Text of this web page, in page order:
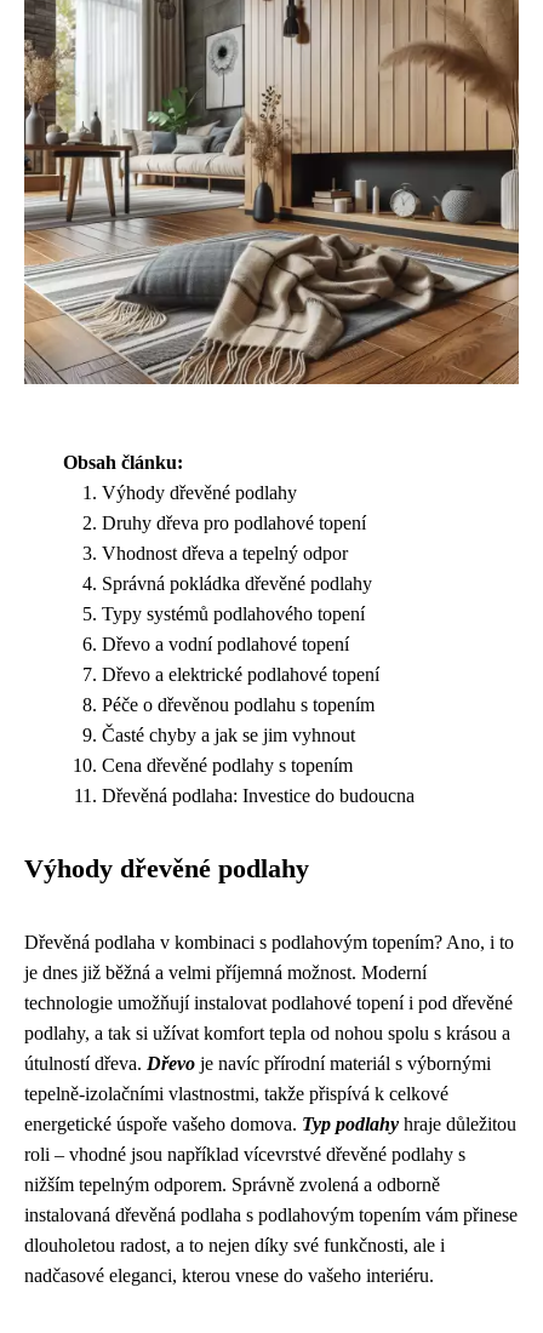
Obsah článku:
Výhody dřevěné podlahy
Druhy dřeva pro podlahové topení
Vhodnost dřeva a tepelný odpor
Správná pokládka dřevěné podlahy
Typy systémů podlahového topení
Dřevo a vodní podlahové topení
Dřevo a elektrické podlahové topení
Péče o dřevěnou podlahu s topením
Časté chyby a jak se jim vyhnout
Cena dřevěné podlahy s topením
Dřevěná podlaha: Investice do budoucna
Výhody dřevěné podlahy
Dřevěná podlaha v kombinaci s podlahovým topením? Ano, i to
je dnes již běžná a velmi příjemná možnost. Moderní
technologie umožňují instalovat podlahové topení i pod dřevěné
podlahy, a tak si užívat komfort tepla od nohou spolu s krásou a
útulností dřeva. Dřevo je navíc přírodní materiál s výbornými
tepelně-izolačními vlastnostmi, takže přispívá k celkové
energetické úspoře vašeho domova. Typ podlahy hraje důležitou
roli – vhodné jsou například vícevrstvé dřevěné podlahy s
nižším tepelným odporem. Správně zvolená a odborně
instalovaná dřevěná podlaha s podlahovým topením vám přinese
dlouholetou radost, a to nejen díky své funkčnosti, ale i
nadčasové eleganci, kterou vnese do vašeho interiéru.